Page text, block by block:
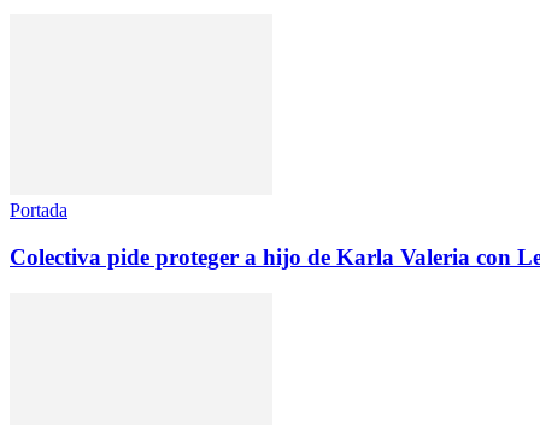
Portada
Colectiva pide proteger a hijo de Karla Valeria con